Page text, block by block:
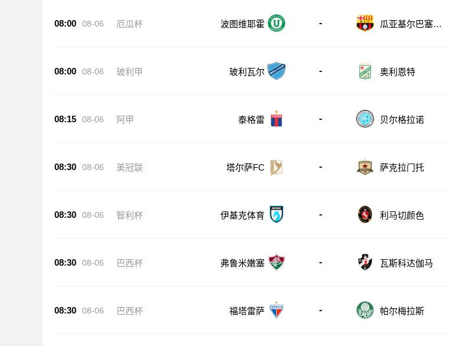
08:00 08-06 厄瓜杯 波图维耶霍 -
瓜亚基尔巴塞罗
08:00 08-06 玻利甲 玻利瓦尔 - 奥利恩特
08:15 08-06 阿甲 泰格雷 - 贝尔格拉诺
08:30 08-06 美冠联 塔尔萨FC - 萨克拉门托
08:30 08-06 智利杯 伊基克体育 - 利马切颜色
08:30 08-06 巴西杯 弗鲁米嫩塞 - 瓦斯科达伽马
08:30 08-06 巴西杯 福塔雷萨 - 帕尔梅拉斯